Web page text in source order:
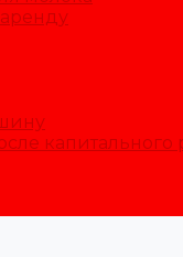
капитального